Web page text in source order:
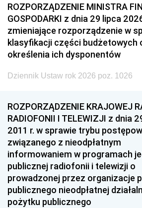
ROZPORZĄDZENIE MINISTRA
GOSPODARKI z dnia 29 lipca
zmieniające rozporządzenie w
klasyfikacji części budżetowych
określenia ich dysponentów
Dziennik Ustaw rok 2026 poz. 1026
ROZPORZĄDZENIE KRAJOWEJ
RADIOFONII I TELEWIZJI z dnia
2011 r. w sprawie trybu
związanego z nieodpłatnym
informowaniem w programach
publicznej radiofonii i telewizji o
prowadzonej przez organizacje
publicznego nieodpłatnej
pożytku publicznego